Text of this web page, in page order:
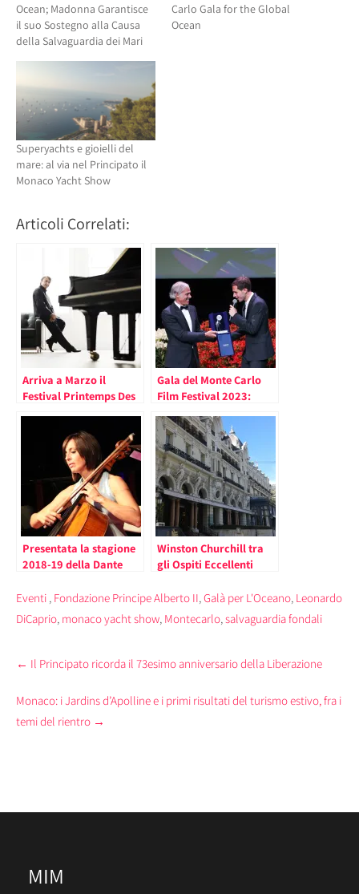
Ocean; Madonna Garantisce
il suo Sostegno alla Causa
della Salvaguardia dei Mari
Carlo Gala for the Global
Ocean
Superyachts e gioielli del
mare: al via nel Principato il
Monaco Yacht Show
Articoli Correlati:
Arriva a Marzo il
Festival Printemps Des
gli Ospiti della Prima
Settimana l’Orchestra
Filarmonica di
Strasburgo (il
Programma)
Gala del Monte Carlo
Film Festival 2023:
Gavras, Mira Sorvino e
Grandi Ospiti Italiani e
Internazionali (le foto)
Presentata la stagione
2018-19 della Dante
Paola Gassman e Paolo
Mieli tra gli Ospiti
Eccellenti
Winston Churchill tra
gli Ospiti Eccellenti
Eventi , Fondazione Principe Alberto II,Galà per L'Oceano, Leonardo
DiCaprio, monaco yacht show, Montecarlo,salvaguardia fondali
Post
← Il Principato ricorda il 73esimo anniversario della Liberazione
Monaco: i Jardins d’Apolline e i primi risultati del turismo estivo, fra i
temi del rientro →
MIM